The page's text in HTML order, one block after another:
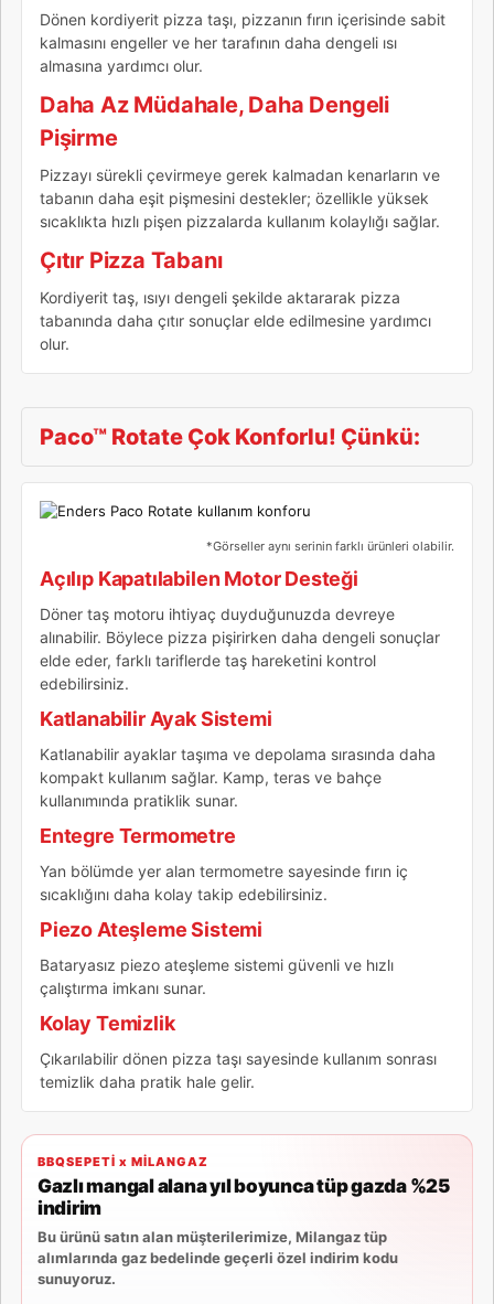
Dönen kordiyerit pizza taşı, pizzanın fırın içerisinde sabit
kalmasını engeller ve her tarafının daha dengeli ısı
almasına yardımcı olur.
Daha Az Müdahale, Daha Dengeli
Pişirme
Pizzayı sürekli çevirmeye gerek kalmadan kenarların ve
tabanın daha eşit pişmesini destekler; özellikle yüksek
sıcaklıkta hızlı pişen pizzalarda kullanım kolaylığı sağlar.
Çıtır Pizza Tabanı
Kordiyerit taş, ısıyı dengeli şekilde aktararak pizza
tabanında daha çıtır sonuçlar elde edilmesine yardımcı
olur.
Paco™ Rotate Çok Konforlu! Çünkü:
*Görseller aynı serinin farklı ürünleri olabilir.
Açılıp Kapatılabilen Motor Desteği
Döner taş motoru ihtiyaç duyduğunuzda devreye
alınabilir. Böylece pizza pişirirken daha dengeli sonuçlar
elde eder, farklı tariflerde taş hareketini kontrol
edebilirsiniz.
Katlanabilir Ayak Sistemi
Katlanabilir ayaklar taşıma ve depolama sırasında daha
kompakt kullanım sağlar. Kamp, teras ve bahçe
kullanımında pratiklik sunar.
Entegre Termometre
Yan bölümde yer alan termometre sayesinde fırın iç
sıcaklığını daha kolay takip edebilirsiniz.
Piezo Ateşleme Sistemi
Bataryasız piezo ateşleme sistemi güvenli ve hızlı
çalıştırma imkanı sunar.
Kolay Temizlik
Çıkarılabilir dönen pizza taşı sayesinde kullanım sonrası
temizlik daha pratik hale gelir.
BBQSEPETİ x MİLANGAZ
Gazlı mangal alana yıl boyunca tüp gazda %25
indirim
Bu ürünü satın alan müşterilerimize, Milangaz tüp
alımlarında gaz bedelinde geçerli özel indirim kodu
sunuyoruz.